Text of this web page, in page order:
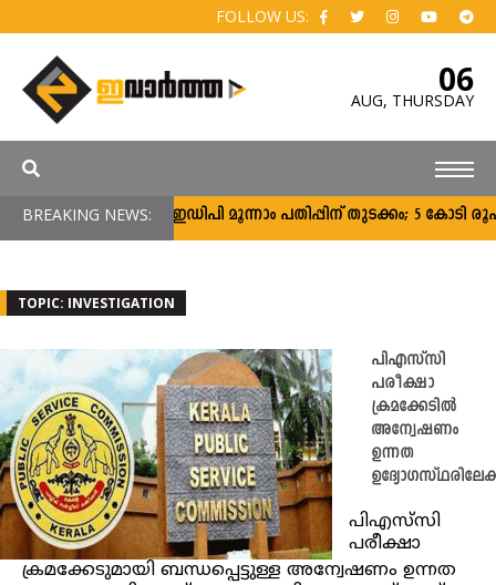
FOLLOW US:
06
AUG, THURSDAY
BREAKING NEWS:സി‌എംഇഡിപി മൂന്നാം പതിപ്പിന് തുടക്കം; 5 കോടി രൂപ
TOPIC: INVESTIGATION
പിഎസ്‍സി
പരീക്ഷാ
ക്രമക്കേടിൽ
അന്വേഷണം
ഉന്നത
പിഎസ്‍സി
പരീക്ഷാ
ക്രമക്കേടുമായി ബന്ധപ്പെട്ടുള്ള അന്വേഷണം ഉന്നത